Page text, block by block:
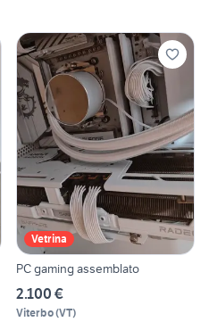
Vetrina
PC gaming assemblato
2.100 €
Viterbo(VT)